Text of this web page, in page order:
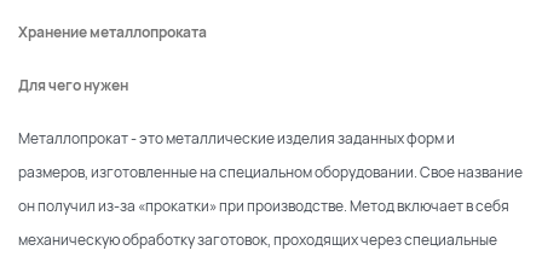
Хранение металлопроката
Для чего нужен
Металлопрокат - это металлические изделия заданных форм и
размеров, изготовленные на специальном оборудовании. Свое название
он получил из-за «прокатки» при производстве. Метод включает в себя
механическую обработку заготовок, проходящих через специальные